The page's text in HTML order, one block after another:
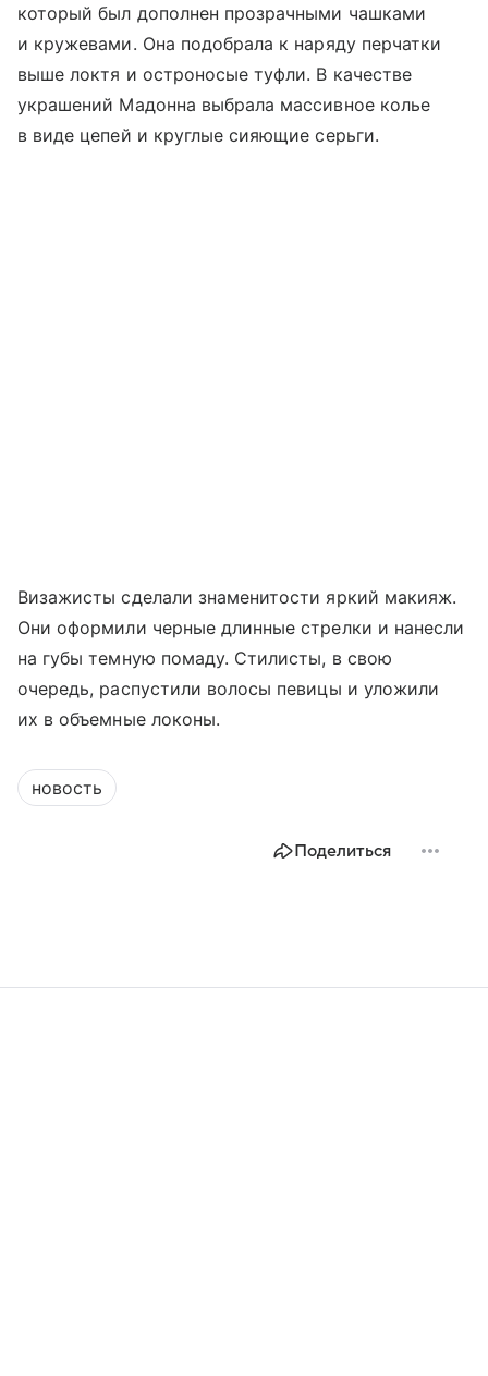
который был дополнен прозрачными чашками
и кружевами. Она подобрала к наряду перчатки
выше локтя и остроносые туфли. В качестве
украшений Мадонна выбрала массивное колье
в виде цепей и круглые сияющие серьги.
Визажисты сделали знаменитости яркий макияж.
Они оформили черные длинные стрелки и нанесли
на губы темную помаду. Стилисты, в свою
очередь, распустили волосы певицы и уложили
их в объемные локоны.
новость
Поделиться